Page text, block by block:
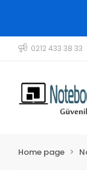
0212 433 38 33
Home page